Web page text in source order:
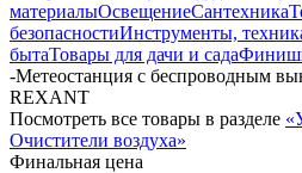
материалыОсвещениеСантехника
безопасностиИнструменты,
бытаТовары для дачи и сада
-Метеостанция с беспроводным
REXANT
Посмотреть все товары в разделе
Очистители воздуха»
Финальная цена